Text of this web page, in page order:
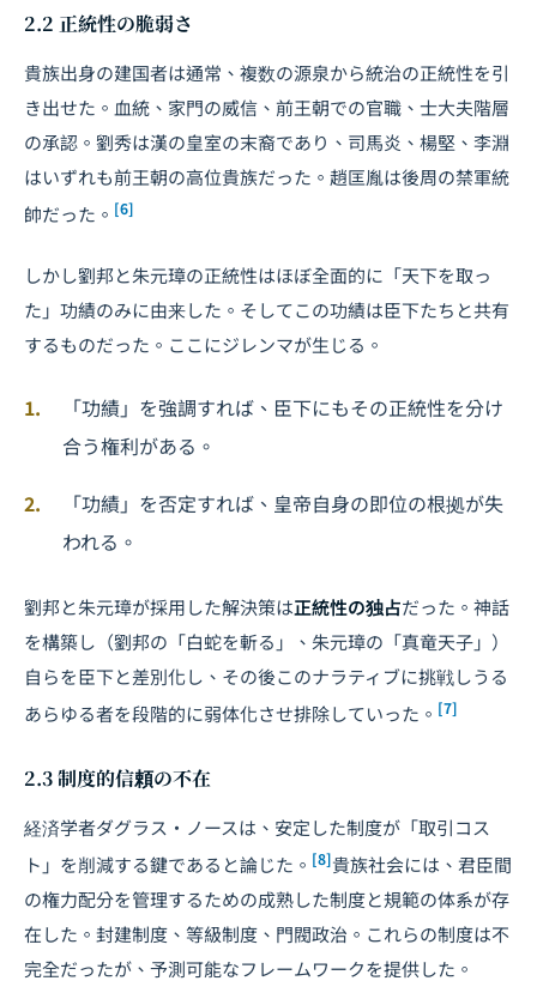
2.2 正統性の脆弱さ
貴族出身の建国者は通常、複数の源泉から統治の正統性を引
き出せた。血統、家門の威信、前王朝での官職、士大夫階層
の承認。劉秀は漢の皇室の末裔であり、司馬炎、楊堅、李淵
はいずれも前王朝の高位貴族だった。趙匡胤は後周の禁軍統
帥だった。 [6]
しかし劉邦と朱元璋の正統性はほぼ全面的に「天下を取っ
た」功績のみに由来した。そしてこの功績は臣下たちと共有
するものだった。ここにジレンマが生じる。
「功績」を強調すれば、臣下にもその正統性を分け
合う権利がある。
「功績」を否定すれば、皇帝自身の即位の根拠が失
われる。
劉邦と朱元璋が採用した解決策は正統性の独占だった。神話
を構築し（劉邦の「白蛇を斬る」、朱元璋の「真竜天子」）
自らを臣下と差別化し、その後このナラティブに挑戦しうる
あらゆる者を段階的に弱体化させ排除していった。 [7]
2.3 制度的信頼の不在
経済学者ダグラス・ノースは、安定した制度が「取引コス
ト」を削減する鍵であると論じた。 [8]貴族社会には、君臣間
の権力配分を管理するための成熟した制度と規範の体系が存
在した。封建制度、等級制度、門閥政治。これらの制度は不
完全だったが、予測可能なフレームワークを提供した。